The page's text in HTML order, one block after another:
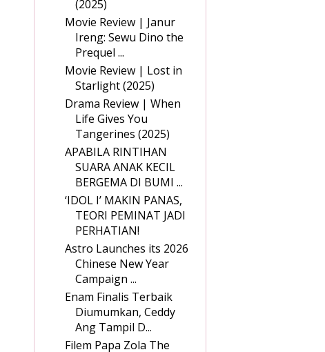
(2025)
Movie Review | Janur
Ireng: Sewu Dino the
Prequel ...
Movie Review | Lost in
Starlight (2025)
Drama Review | When
Life Gives You
Tangerines (2025)
APABILA RINTIHAN
SUARA ANAK KECIL
BERGEMA DI BUMI ...
‘IDOL I’ MAKIN PANAS,
TEORI PEMINAT JADI
PERHATIAN!
Astro Launches its 2026
Chinese New Year
Campaign ...
Enam Finalis Terbaik
Diumumkan, Ceddy
Ang Tampil D...
Filem Papa Zola The